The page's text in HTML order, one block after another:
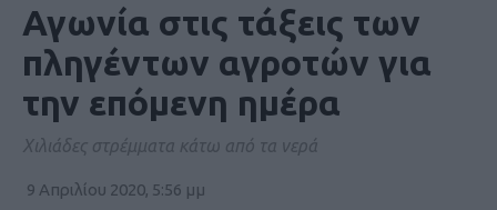
Αγωνία στις τάξεις των
πληγέντων αγροτών για
την επόμενη ημέρα
Χιλιάδες στρέμματα κάτω από τα νερά
9 Απριλίου 2020, 5:56 μμ